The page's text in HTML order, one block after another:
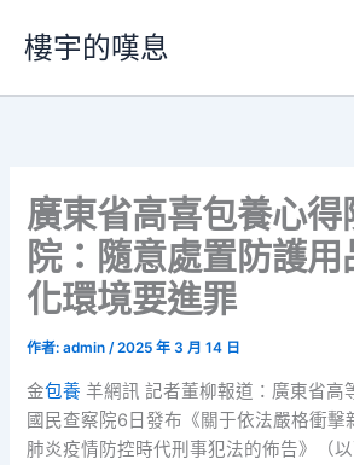
要
樓宇的嘆息
廣東省高喜包養心得
院：隨意處置防護
化環境要進罪
作者:admin/2025 年 3 月 14 日
金包養 羊網訊 記者董柳報道：廣東省高
國民查察院6日發布《關于依法嚴格衝擊
肺炎疫情防控時代刑事犯法的佈告》（